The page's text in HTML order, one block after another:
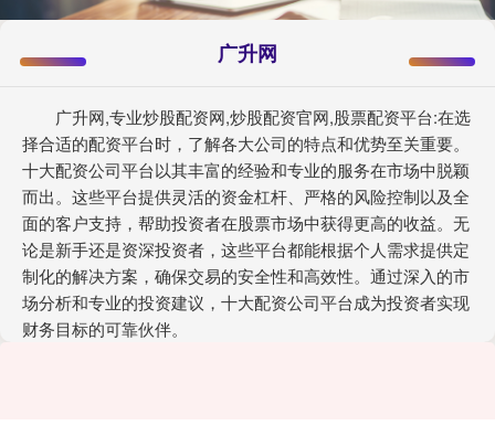
广升网
广升网,专业炒股配资网,炒股配资官网,股票配资平台:在选
择合适的配资平台时，了解各大公司的特点和优势至关重要。
十大配资公司平台以其丰富的经验和专业的服务在市场中脱颖
而出。这些平台提供灵活的资金杠杆、严格的风险控制以及全
面的客户支持，帮助投资者在股票市场中获得更高的收益。无
论是新手还是资深投资者，这些平台都能根据个人需求提供定
制化的解决方案，确保交易的安全性和高效性。通过深入的市
场分析和专业的投资建议，十大配资公司平台成为投资者实现
财务目标的可靠伙伴。